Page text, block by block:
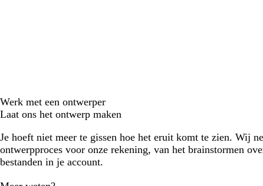
Werk met een ontwerper
Laat ons het ontwerp maken
Je hoeft niet meer te gissen hoe het eruit komt te zien. Wij
ontwerpproces voor onze rekening, van het brainstormen
bestanden in je account.